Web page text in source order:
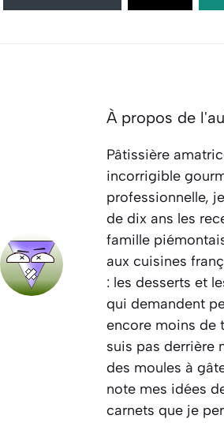
À propos de
Pâtissière
incorrigible
professionnelle,
de dix ans les
famille
aux cuisines
: les desserts et
qui demandent
encore moins de
suis pas derrière
des moules à
note mes idées
carnets que je